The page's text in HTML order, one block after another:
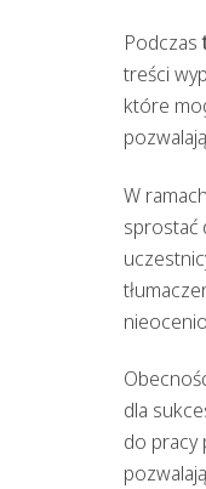
Podczas
treści
które
W ramach
sprostać
dla
do pracy